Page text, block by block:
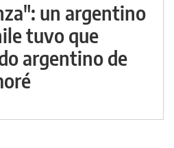
un argentino
tuvo que
argentino de